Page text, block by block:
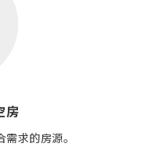
房
求的房源。